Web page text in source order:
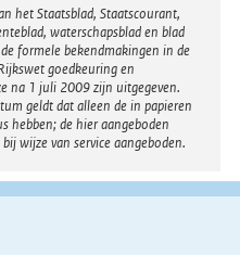
het Staatsblad, Staatscourant,
waterschapsblad en blad
formele bekendmakingen in de
goedkeuring en
na 1 juli 2009 zijn uitgegeven.
geldt dat alleen de in papieren
hebben; de hier aangeboden
wijze van service aangeboden.